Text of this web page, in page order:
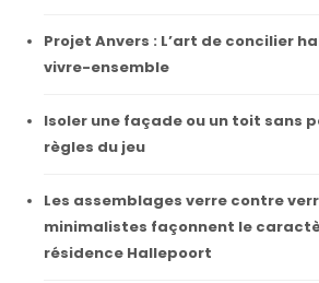
Projet Anvers : L’art de concilier
vivre-ensemble
Isoler une façade ou un toit sans
règles du jeu
Les assemblages verre contre
minimalistes façonnent le
résidence Hallepoort